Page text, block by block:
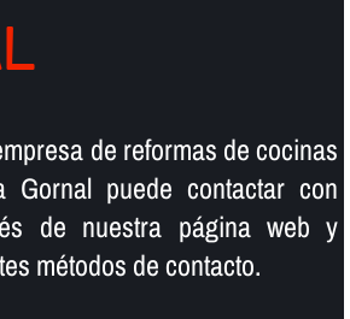
de reformas de cocinas
puede contactar con
de nuestra página web y
métodos de contacto.